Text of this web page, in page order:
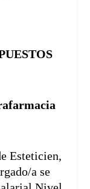
Esteticien,
a se